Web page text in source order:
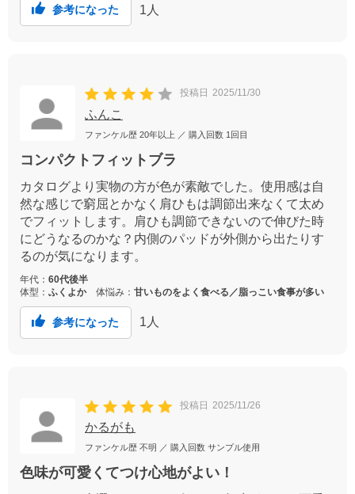
参考になった 1 人
投稿日 2025/11/30
ふんこ
ファンケル歴 20年以上 ／ 購入回数 1回目
コンパクトフィットブラ
カタログより実物の方が色が素敵でした。使用感は自
然な感じで窮屈とかなく肩ひもは調節出来なくて太め
でフィットします。肩ひも調節できないので伸びた時
にどうなるのかな？内側のパッドが外側から出たりす
るのが気になります。
年代： 60代後半
体型： ふくよか体悩み： 甘いものをよく食べる／脂っこい食事が多い
参考になった 1人
投稿日 2025/11/26
かるがも
ファンケル歴 不明 ／ 購入回数 サンプル使用
色味が可愛くてつけ心地がよい！